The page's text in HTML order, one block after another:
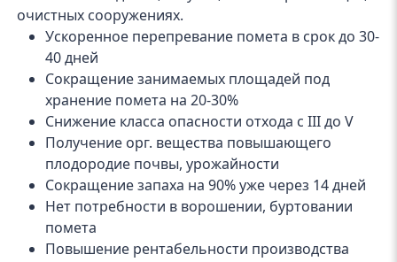
очистных сооружениях.
Ускоренное перепревание помета в срок до 30-
40 дней
Сокращение занимаемых площадей под
хранение помета на 20-30%
Снижение класса опасности отхода с III до V
Получение орг. вещества повышающего
плодородие почвы, урожайности
Сокращение запаха на 90% уже через 14 дней
Нет потребности в ворошении, буртовании
помета
Повышение рентабельности производства